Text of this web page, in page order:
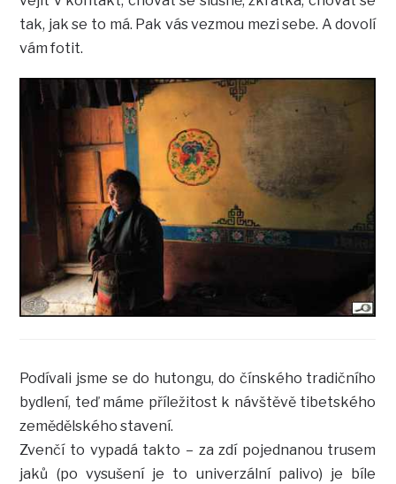
tak, jak se to má. Pak vás vezmou mezi sebe. A dovolí
vám fotit.
Podívali jsme se do hutongu, do čínského tradičního
bydlení, teď máme příležitost k návštěvě tibetského
zemědělského stavení.
Zvenčí to vypadá takto – za zdí pojednanou trusem
jaků (po vysušení je to univerzální palivo) je bíle